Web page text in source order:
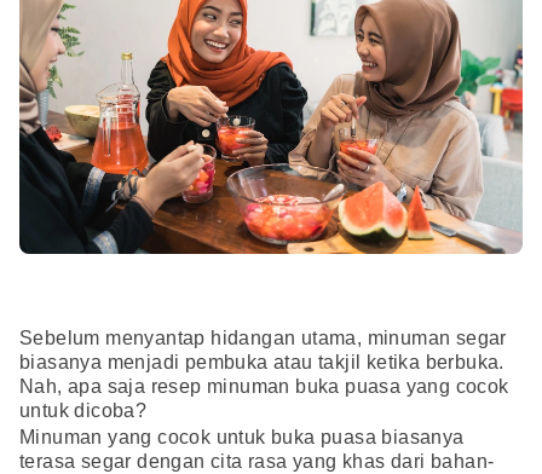
Sebelum menyantap hidangan utama, minuman segar
biasanya menjadi pembuka atau takjil ketika berbuka.
Nah, apa saja resep minuman buka puasa yang cocok
untuk dicoba?
Minuman yang cocok untuk buka puasa biasanya
terasa segar dengan cita rasa yang khas dari bahan-